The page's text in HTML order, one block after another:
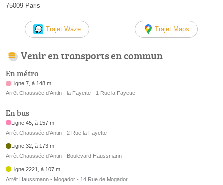
75009 Paris
Trajet Waze Trajet Maps
Venir en transports en commun
En métro
Ligne 7, à 148 m
Arrêt Chaussée d'Antin - la Fayette - 1 Rue la Fayette
En bus
Ligne 45, à 157 m
Arrêt Chaussée d'Antin - 2 Rue la Fayette
Ligne 32, à 173 m
Arrêt Chaussée d'Antin - Boulevard Haussmann
Ligne 2221, à 107 m
Arrêt Haussmann - Mogador - 14 Rue de Mogador